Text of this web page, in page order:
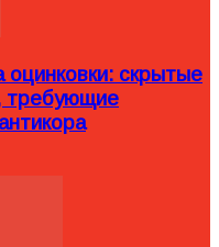
скрытые
требующие